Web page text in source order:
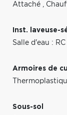
Attaché ,
Inst. laveuse-
Salle d'eau : RC
Armoires de
Sous-sol